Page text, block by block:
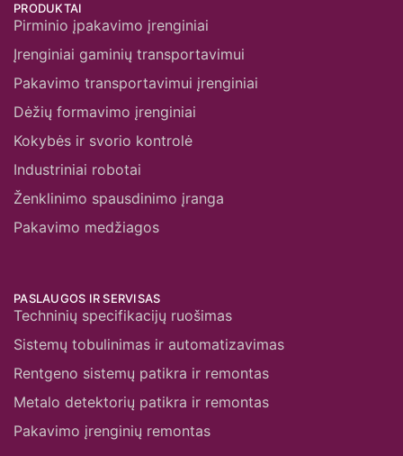
PRODUKTAI
Pirminio įpakavimo įrenginiai
Įrenginiai gaminių transportavimui
Pakavimo transportavimui įrenginiai
Dėžių formavimo įrenginiai
Kokybės ir svorio kontrolė
Industriniai robotai
Ženklinimo spausdinimo įranga
Pakavimo medžiagos
PASLAUGOS IR SERVISAS
Techninių specifikacijų ruošimas
Sistemų tobulinimas ir automatizavimas
Rentgeno sistemų patikra ir remontas
Metalo detektorių patikra ir remontas
Pakavimo įrenginių remontas